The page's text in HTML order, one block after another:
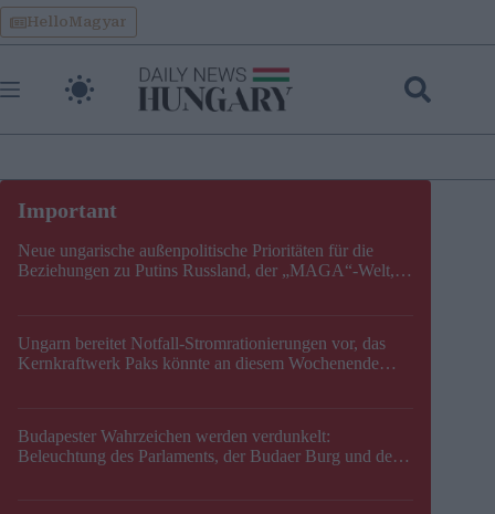
Skip
to
content
HelloMagyar
Neue ungarische außenpolitische Prioritäten für die
Beziehungen zu Putins Russland, der „MAGA“-Welt,
Ungarn bereitet Notfall-Stromrationierungen vor, das
Kernkraftwerk Paks könnte an diesem Wochenende
Budapester Wahrzeichen werden verdunkelt:
Beleuchtung des Parlaments, der Budaer Burg und der